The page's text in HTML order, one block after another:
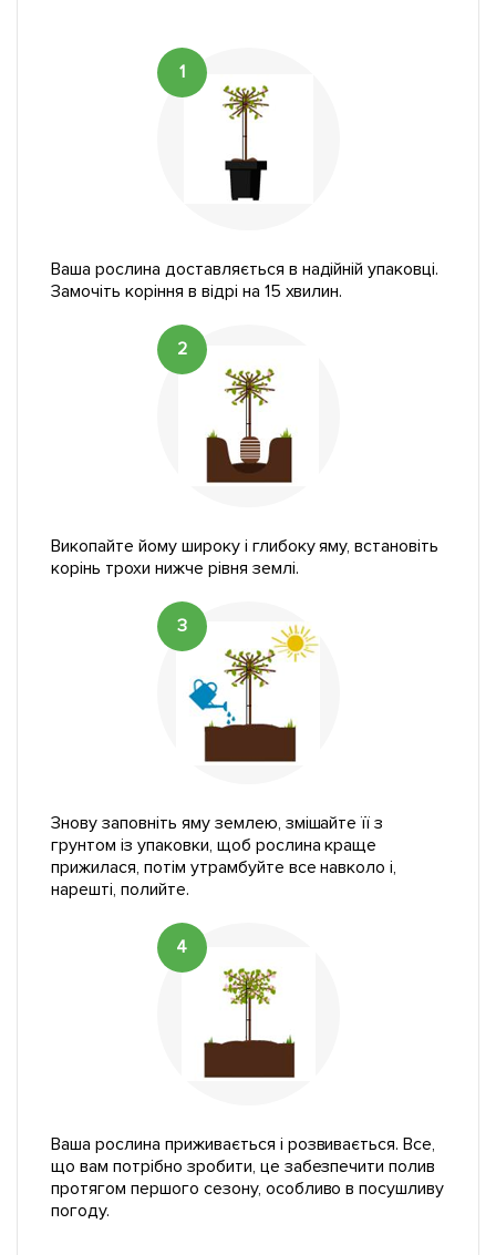
1
Ваша рослина доставляється в надійній упаковці.
Замочіть коріння в відрі на 15 хвилин.
2
Викопайте йому широку і глибоку яму, встановіть
корінь трохи нижче рівня землі.
3
Знову заповніть яму землею, змішайте її з
грунтом із упаковки, щоб рослина краще
прижилася, потім утрамбуйте все навколо і,
нарешті, полийте.
4
Ваша рослина приживається і розвивається. Все,
що вам потрібно зробити, це забезпечити полив
протягом першого сезону, особливо в посушливу
погоду.